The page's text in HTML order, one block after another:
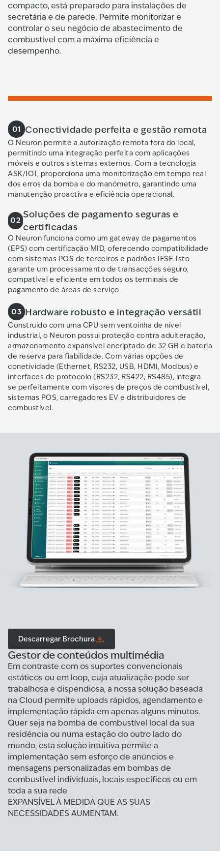
compacto, está preparado para instalações de
secretária e de parede. Permite monitorizar e
controlar o seu negócio de abastecimento de
combustível com a máxima eficiência e
desempenho.
01 Conectividade perfeita e gestão remota
O Neuron permite a autorização remota fora do local,
permitindo uma integração perfeita com aplicações
móveis e outros sistemas externos. Com a tecnologia
ASK/IOT, proporciona uma monitorização em tempo real
dos erros da bomba e do manómetro, garantindo uma
manutenção proactiva e eficiência operacional.
02
Soluções de pagamento seguras e
certificadas
O Neuron funciona como um gateway de pagamentos
(EPS) com certificação MID, oferecendo compatibilidade
com sistemas POS de terceiros e padrões IFSF. Isto
garante um processamento de transacções seguro,
compatível e eficiente em todos os terminais de
pagamento de áreas de serviço.
03 Hardware robusto e integração versátil
Construído com uma CPU sem ventoinha de nível
industrial, o Neuron possui proteção contra adulteração,
armazenamento expansível encriptado de 32 GB e bateria
de reserva para fiabilidade. Com várias opções de
conetividade (Ethernet, RS232, USB, HDMI, Modbus) e
interfaces de protocolo (RS232, RS422, RS485), integra-
se perfeitamente com visores de preços de combustível,
sistemas POS, carregadores EV e distribuidores de
combustível.
Descarregar Brochura
Gestor de conteúdos multimédia
Em contraste com os suportes convencionais
estáticos ou em loop, cuja atualização pode ser
trabalhosa e dispendiosa, a nossa solução baseada
na Cloud permite uploads rápidos, agendamento e
implementação rápida em apenas alguns minutos.
Quer seja na bomba de combustível local da sua
residência ou numa estação do outro lado do
mundo, esta solução intuitiva permite a
implementação sem esforço de anúncios e
mensagens personalizadas em bombas de
combustível individuais, locais específicos ou em
toda a sua rede
EXPANSÍVEL À MEDIDA QUE AS SUAS
NECESSIDADES AUMENTAM.